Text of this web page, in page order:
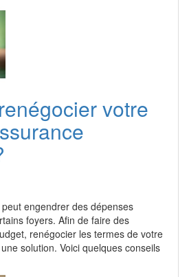
votre
peut engendrer des dépenses
foyers. Afin de faire des
renégocier les termes de votre
solution. Voici quelques conseils